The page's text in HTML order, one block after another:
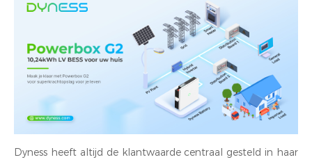
Dyness heeft altijd de klantwaarde centraal gesteld in haar